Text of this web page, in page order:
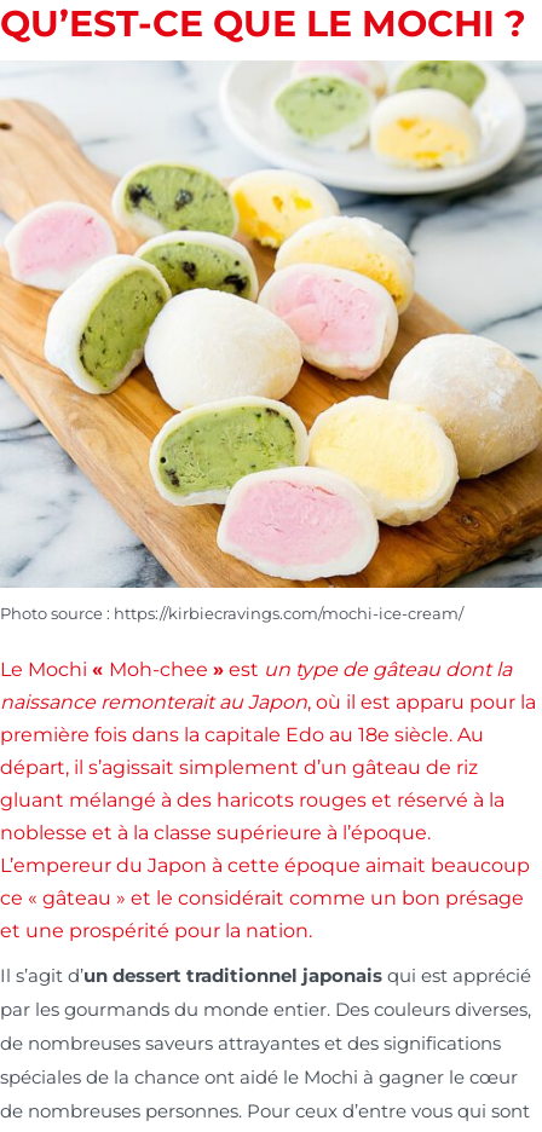
QU’EST-CE QUE LE MOCHI ?
Photo source : https://kirbiecravings.com/mochi-ice-cream/
Le Mochi « Moh-chee » est un type de gâteau dont la
naissance remonterait au Japon, où il est apparu pour la
première fois dans la capitale Edo au 18e siècle. Au
départ, il s’agissait simplement d’un gâteau de riz
gluant mélangé à des haricots rouges et réservé à la
noblesse et à la classe supérieure à l’époque.
L’empereur du Japon à cette époque aimait beaucoup
ce « gâteau » et le considérait comme un bon présage
et une prospérité pour la nation.
Il s’agit d’un dessert traditionnel japonais qui est apprécié
par les gourmands du monde entier. Des couleurs diverses,
de nombreuses saveurs attrayantes et des significations
spéciales de la chance ont aidé le Mochi à gagner le cœur
de nombreuses personnes. Pour ceux d’entre vous qui sont